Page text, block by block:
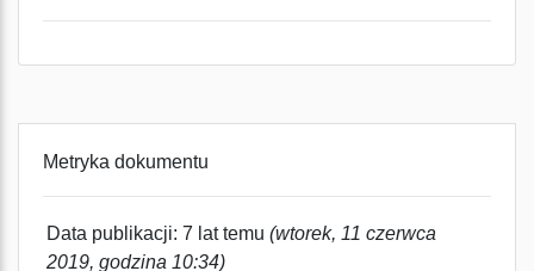
Metryka dokumentu
Data publikacji: 7 lat temu (wtorek, 11 czerwca
2019, godzina 10:34)